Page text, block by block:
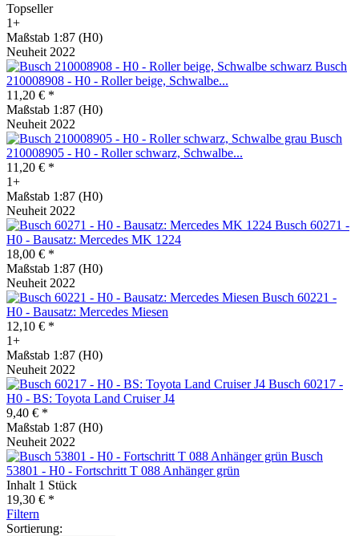
Topseller
1+
Maßstab 1:87 (H0)
Neuheit 2022
Busch
210008908 - H0 - Roller beige, Schwalbe...
11,20 € *
Maßstab 1:87 (H0)
Neuheit 2022
Busch
210008905 - H0 - Roller schwarz, Schwalbe...
11,20 € *
1+
Maßstab 1:87 (H0)
Neuheit 2022
Busch 60271 -
H0 - Bausatz: Mercedes MK 1224
18,00 € *
Maßstab 1:87 (H0)
Neuheit 2022
Busch 60221 -
H0 - Bausatz: Mercedes Miesen
12,10 € *
1+
Maßstab 1:87 (H0)
Neuheit 2022
Busch 60217 -
H0 - BS: Toyota Land Cruiser J4
9,40 € *
Maßstab 1:87 (H0)
Neuheit 2022
Busch
53801 - H0 - Fortschritt T 088 Anhänger grün
Inhalt 1 Stück
19,30 € *
Filtern
Sortierung: